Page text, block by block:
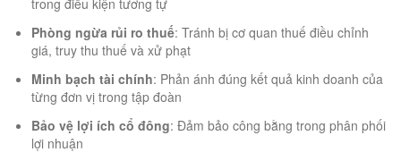
trong điều kiện tương tự
Phòng ngừa rủi ro thuế: Tránh bị cơ quan thuế điều chỉnh
giá, truy thu thuế và xử phạt
Minh bạch tài chính: Phản ánh đúng kết quả kinh doanh của
từng đơn vị trong tập đoàn
Bảo vệ lợi ích cổ đông: Đảm bảo công bằng trong phân phối
lợi nhuận